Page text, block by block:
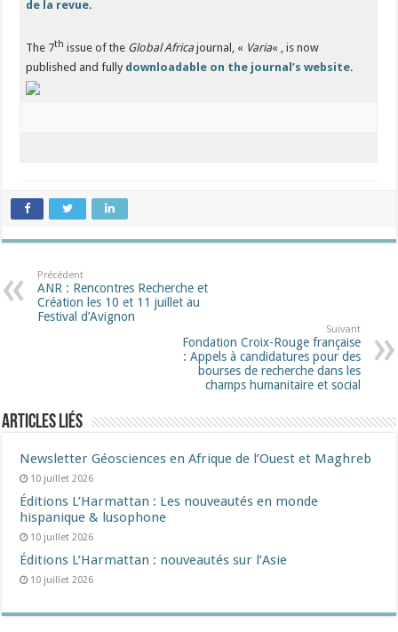
de la revue.
The 7th issue of the Global Africa journal, « Varia« , is now
published and fully downloadable on the journal’s website.
Précédent
ANR : Rencontres Recherche et
Création les 10 et 11 juillet au
Festival d’Avignon
Suivant
Fondation Croix-Rouge française
: Appels à candidatures pour des
bourses de recherche dans les
champs humanitaire et social
Articles liés
Newsletter Géosciences en Afrique de l’Ouest et Maghreb
10 juillet 2026
Éditions L’Harmattan : Les nouveautés en monde
hispanique & lusophone
10 juillet 2026
Éditions L’Harmattan : nouveautés sur l’Asie
10 juillet 2026